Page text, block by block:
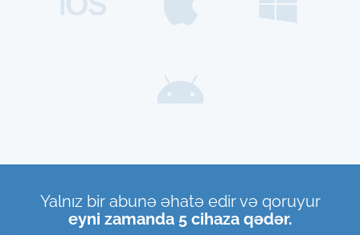
Yalnız bir abunə əhatə edir və qoruyur
eyni zamanda 5 cihaza qədər.